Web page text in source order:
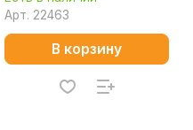
Арт. 22463
В корзину